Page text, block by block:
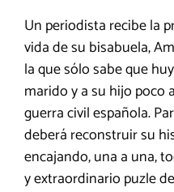
Un periodista recibe la
vida de su bisabuela,
la que sólo sabe que
marido y a su hijo poco
guerra civil española.
deberá reconstruir su
encajando, una a una,
y extraordinario puzle